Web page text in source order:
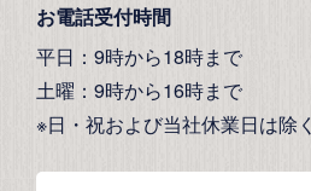
お電話受付時間
平日：9時から18時まで
土曜：9時から16時まで
※日・祝および当社休業日は除く